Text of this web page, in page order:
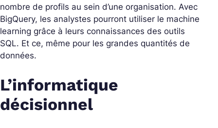
nombre de profils au sein d’une organisation. Avec
BigQuery, les analystes pourront utiliser le machine
learning grâce à leurs connaissances des outils
SQL. Et ce, même pour les grandes quantités de
données.
L’informatique
décisionnel